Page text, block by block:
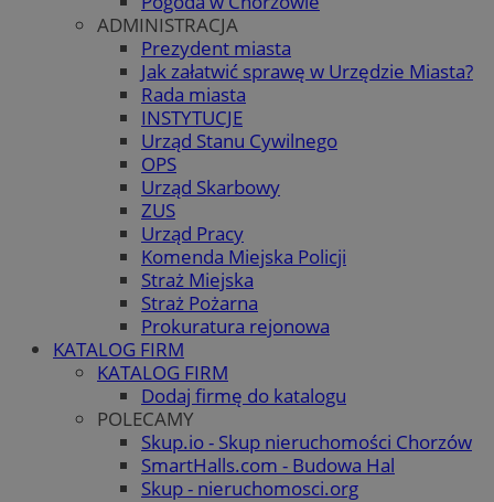
ADMINISTRACJA
Prezydent miasta
Jak załatwić sprawę w Urzędzie Miasta?
Rada miasta
INSTYTUCJE
Urząd Stanu Cywilnego
OPS
Urząd Skarbowy
ZUS
Urząd Pracy
Komenda Miejska Policji
Straż Miejska
Straż Pożarna
Prokuratura rejonowa
KATALOG FIRM
KATALOG FIRM
Dodaj firmę do katalogu
POLECAMY
Skup.io - Skup nieruchomości Chorzów
SmartHalls.com - Budowa Hal
Skup - nieruchomosci.org